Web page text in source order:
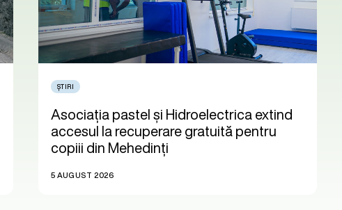
ȘTIRI
Asociația pastel și Hidroelectrica extind
accesul la recuperare gratuită pentru
copiii din Mehedinți
5 AUGUST 2026